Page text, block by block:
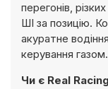
перегонів,
ШІ за позицію.
акуратне
керування газом.
Чи є Real